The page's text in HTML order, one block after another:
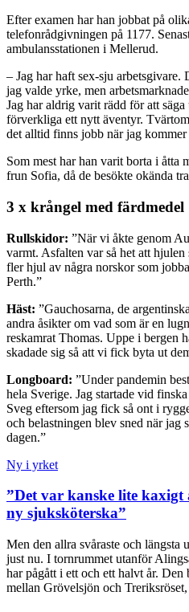
Efter examen har han jobbat på
telefonrådgivningen på 1177.
ambulansstationen i Mellerud.
– Jag har haft sex-sju arbetsgivare.
jag valde yrke, men
Jag har aldrig varit rädd för att
förverkliga ett nytt äventyr.
det alltid finns jobb när jag
Som mest har han varit borta i åtta
frun Sofia, då de besökte okända
3 x krångel med färdmedel
Rullskidor: ”När vi åkte genom
varmt. Asfalten var så het att
fler hjul av några norskor som
Perth.”
Häst: ”Gauchosarna, de
andra åsikter om vad som är en
reskamrat Thomas. Uppe i bergen
skadade sig så att vi fick byta ut
Longboard: ”Under pandemin
hela Sverige. Jag startade vid
Sveg eftersom jag fick så ont i
och belastningen blev sned när jag
dagen.”
Ny i yrket
”Det var kanske lite
ny sjuksköterska”
Men den allra svåraste och längsta
just nu. I tornrummet utanför
har pågått i ett och ett halvt år.
mellan Grövelsjön och